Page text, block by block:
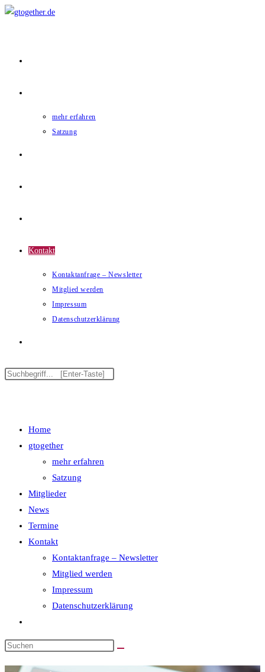
mehr erfahren
Satzung
Kontakt
Kontaktanfrage – Newsletter
Mitglied werden
Impressum
Datenschutzerklärung
Home
gtogether
mehr erfahren
Satzung
Mitglieder
News
Termine
Kontakt
Kontaktanfrage – Newsletter
Mitglied werden
Impressum
Datenschutzerklärung